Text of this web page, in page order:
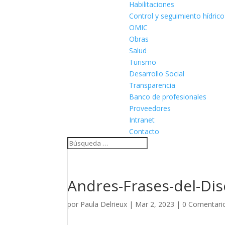
Habilitaciones
Control y seguimiento hídrico
OMIC
Obras
Salud
Turismo
Desarrollo Social
Transparencia
Banco de profesionales
Proveedores
Intranet
Contacto
Andres-Frases-del-
por Paula Delrieux | Mar 2, 2023 | 0